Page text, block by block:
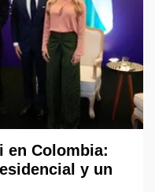
en Colombia:
y un